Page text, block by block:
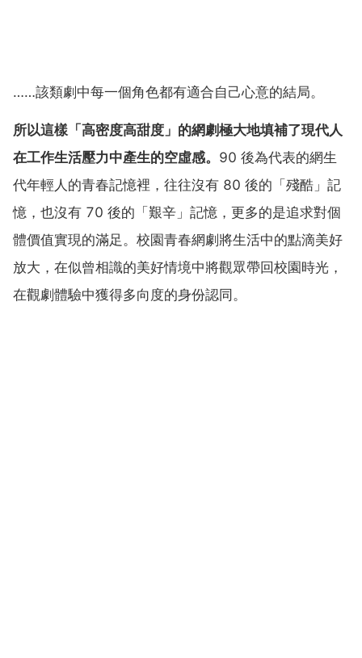
……該類劇中每一個角色都有適合自己心意的結局。
所以這樣「高密度高甜度」的網劇極大地填補了現代人
在工作生活壓力中產生的空虛感。 90 後為代表的網生
代年輕人的青春記憶裡，往往沒有 80 後的「殘酷」記
憶，也沒有 70 後的「艱辛」記憶，更多的是追求對個
體價值實現的滿足。校園青春網劇將生活中的點滴美好
放大，在似曾相識的美好情境中將觀眾帶回校園時光，
在觀劇體驗中獲得多向度的身份認同。